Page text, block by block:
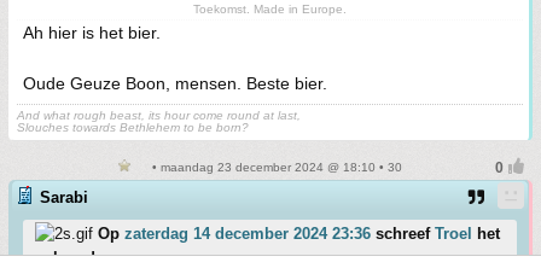
Toekomst. Made in Europe.
Ah hier is het bier.
Oude Geuze Boon, mensen. Beste bier.
And what rough beast, its hour come round at last,
Slouches towards Bethlehem to be born?
• maandag 23 december 2024 @ 18:10 • 30
Sarabi
Op zaterdag 14 december 2024 23:36 schreef Troel het
volgende: